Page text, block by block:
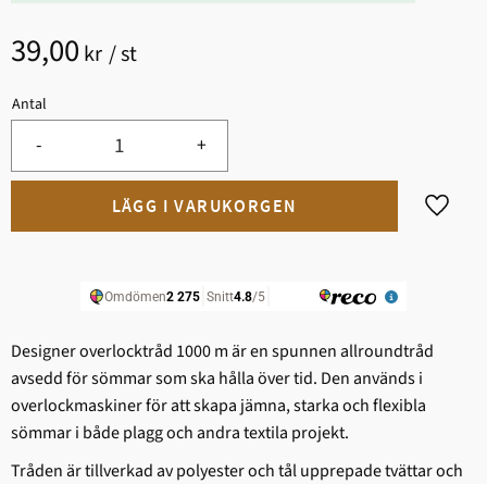
39,00 kr /st
Antal
+
-
Lägg
Designer overlocktråd 1000 m är en spunnen allroundtråd
avsedd för sömmar som ska hålla över tid. Den används i
overlockmaskiner för att skapa jämna, starka och flexibla
sömmar i både plagg och andra textila projekt.
Tråden är tillverkad av polyester och tål upprepade tvättar och